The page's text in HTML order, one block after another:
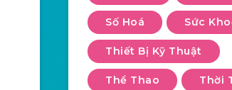
Số Hoá Sức
Thiết Bị Kỹ Thuật
Thể Thao Thời